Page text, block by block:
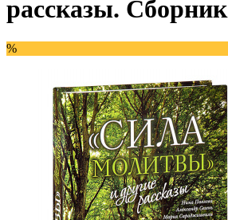
рассказы. Сборник
%